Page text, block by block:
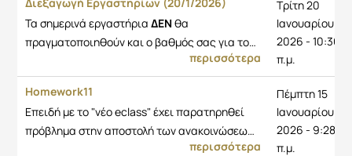
Τα σημερινά εργαστήρια ΔΕΝ θα
πραγματοποιηθούν και ο βαθμός σας για το…
περισσότερα
Τρίτη 20
Ιανουαρίου
2026 - 10:36
π.μ.
Homework11
Επειδή με το "νέο eclass" έχει παρατηρηθεί
πρόβλημα στην αποστολή των ανακοινώσεω…
περισσότερα
Πέμπτη 15
Ιανουαρίου
2026 - 9:28
π.μ.